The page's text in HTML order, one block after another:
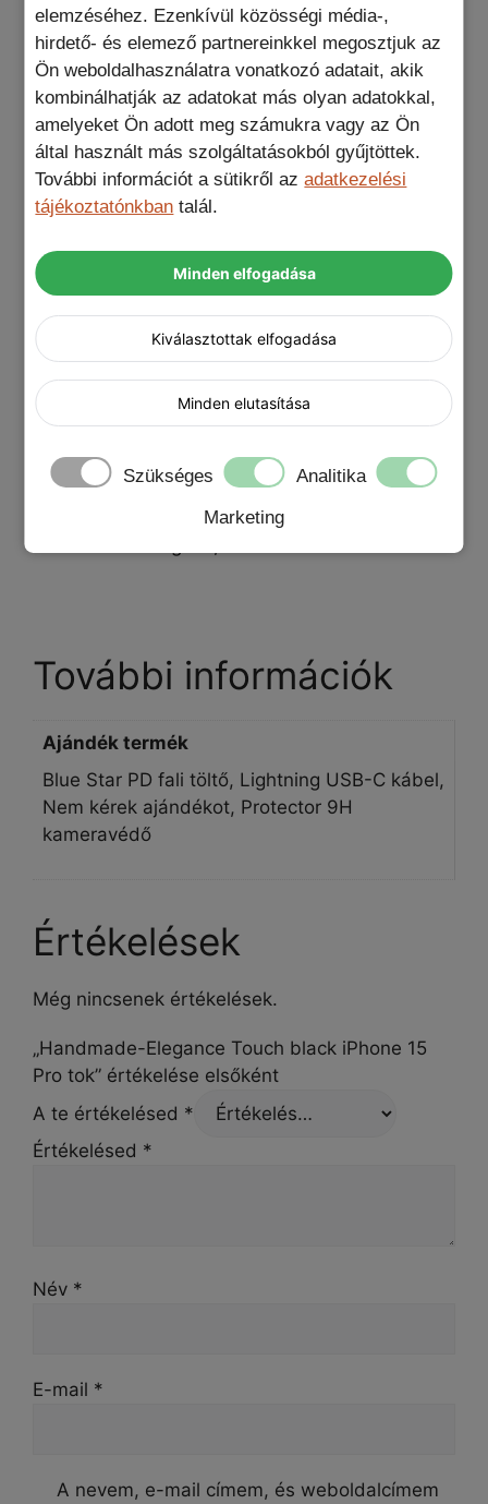
elemzéséhez. Ezenkívül közösségi média-,
hirdető- és elemező partnereinkkel megosztjuk az
Ön weboldalhasználatra vonatkozó adatait, akik
kombinálhatják az adatokat más olyan adatokkal,
amelyeket Ön adott meg számukra vagy az Ön
által használt más szolgáltatásokból gyűjtöttek.
További információt a sütikről azadatkezelési
tájékoztatónkban talál.
Minden elfogadása
Kiválasztottak elfogadása
Minden elutasítása
Szükséges
Analitika
Marketing
Élvezd akényelmet és a minőséget, amely
biztosítja, hogy a telefonod biztonságban
tudhasd a mindennapok során.
Tulajdonságok:
anyaga: poliuretán (PU) műbőr,
thermoplastic polyurethane (TPU)
rugalmas műanyag, környezetbarát
anyag, kiváló minőség
vezeték nélküli töltés: igen
ujjlenyomat mentes, kopásgátló
kialakítás: vékony, könnyű
További információk
Ajándék termék
Blue Star PD fali töltő, Lightning USB-C kábel,
Nem kérek ajándékot, Protector 9H
kameravédő
Értékelések
Még nincsenek értékelések.
„Handmade-Elegance Touch black iPhone 15
Pro tok” értékelése elsőként
A te értékelésed *
Értékelésed *
Név *
E-mail *
A nevem, e-mail címem, és weboldalcímem